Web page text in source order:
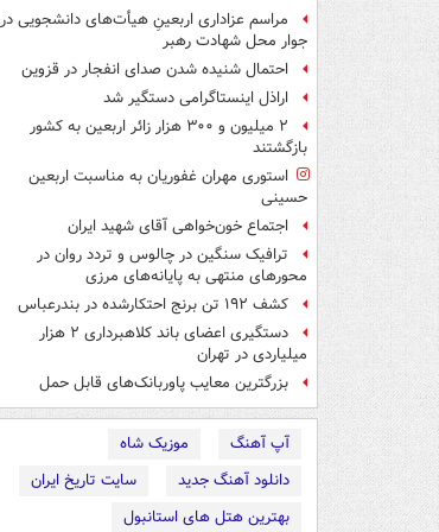
مراسم عزاداری اربعینِ هیأت‌های دانشجویی در
جوار محل شهادت رهبر
احتمال شنیده شدن صدای انفجار در قزوین
اراذل اینستاگرامی دستگیر شد
۲ میلیون و ۳۰۰ هزار زائر اربعین به کشور
بازگشتند
استوری مهران غفوریان به مناسبت اربعین
حسینی
اجتماع خون‌خواهی آقای شهید ایران
ترافیک سنگین در چالوس و تردد روان در
محورهای منتهی به پایانه‌های مرزی
کشف ۱۹۲ تن برنج احتکارشده در بندرعباس
دستگیری اعضای باند کلاهبرداری ۲ هزار
میلیاردی در تهران
بزرگترین معایب پاوربانک‌های قابل حمل
آپ آهنگ
موزیک شاه
دانلود آهنگ جدید
سایت تاریخ ایران
بهترین هتل های استانبول